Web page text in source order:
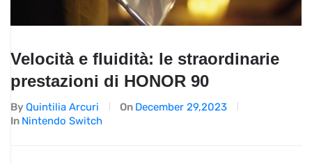
Velocità e fluidità: le straordinarie
prestazioni di HONOR 90
By Quintilia Arcuri On December 29,2023
In Nintendo Switch